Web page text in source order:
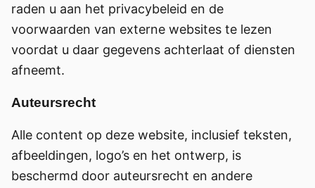
raden u aan het privacybeleid en de
voorwaarden van externe websites te lezen
voordat u daar gegevens achterlaat of diensten
afneemt.
Auteursrecht
Alle content op deze website, inclusief teksten,
afbeeldingen, logo’s en het ontwerp, is
beschermd door auteursrecht en andere